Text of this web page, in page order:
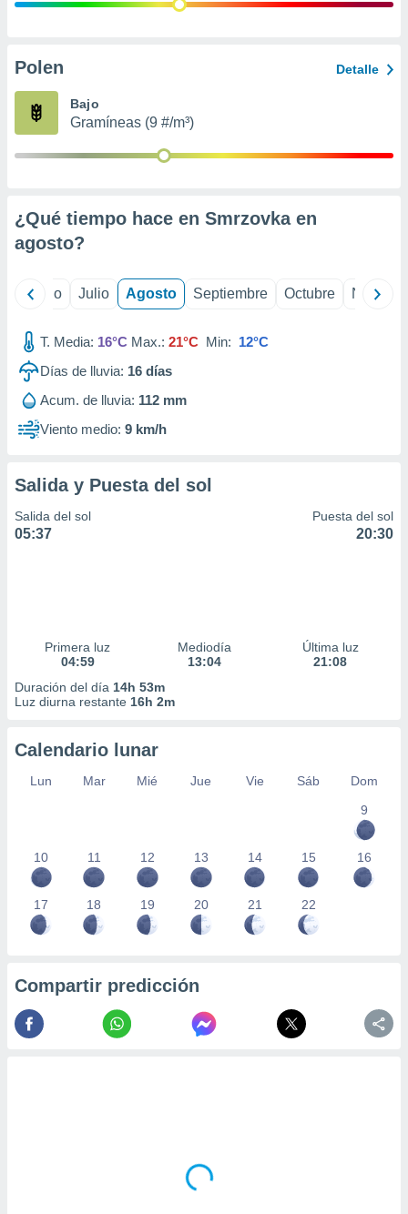
e
publicidad
Polen Detalle
Bajo
Gramíneas (9 #/m³)
¿Qué tiempo hace en Smrzovka en
agosto?
Junio Julio Agosto Septiembre Octubre
T. Media: 16°C Max.: 21°C Min: 12°C
Días de lluvia: 16 días
Acum. de lluvia: 112 mm
Viento medio: 9 km/h
Salida y Puesta del sol
Salida del sol
05:37
Puesta del sol
20:30
Primera luz
04:59
Mediodía
13:04
Última luz
21:08
Duración del día 14h 53m
Luz diurna restante 16h 2m
Calendario lunar
Lun Mar Mié Jue Vie Sáb
Dom
9
10 11 12 13 14 15 16
17 18 19 20 21 22
Compartir predicción